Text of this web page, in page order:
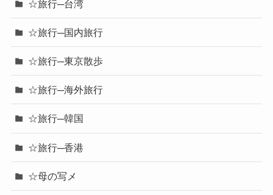
☆旅行─台湾
☆旅行─国内旅行
☆旅行─東京散歩
☆旅行─海外旅行
☆旅行─韓国
☆旅行─香港
☆母の写メ